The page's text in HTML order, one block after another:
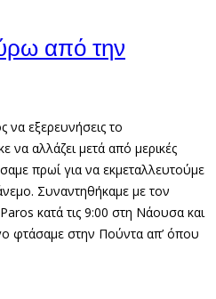
από την
να εξερευνήσεις το
να αλλάζει μετά από μερικές
πρωί για να εκμεταλλευτούμε
Συναντηθήκαμε με τον
κατά τις 9:00 στη Νάουσα και
φτάσαμε στην Πούντα απ’ όπου